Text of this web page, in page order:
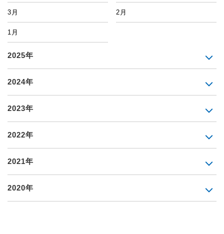
3月 2月
1月
2025年
2024年
2023年
2022年
2021年
2020年